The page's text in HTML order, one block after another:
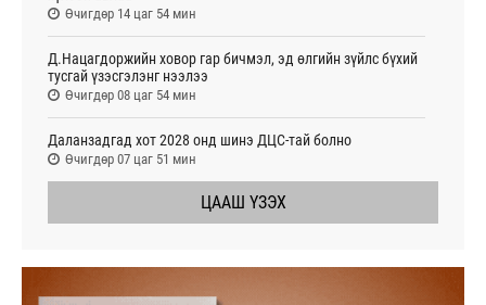
Өчигдөр 14 цаг 54 мин
Д.Нацагдоржийн ховор гар бичмэл, эд өлгийн зүйлс бүхий
тусгай үзэсгэлэнг нээлээ
Өчигдөр 08 цаг 54 мин
Даланзадгад хот 2028 онд шинэ ДЦС-тай болно
Өчигдөр 07 цаг 51 мин
ЦААШ ҮЗЭХ